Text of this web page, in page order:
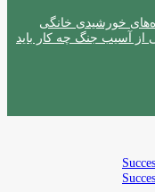
خورشیدی خانگی
از آسیب جنگ چه کار باید